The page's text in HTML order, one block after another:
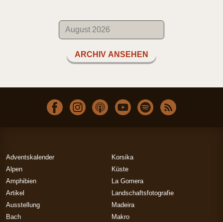
ARCHIV ANSEHEN
Adventskalender
Alpen
Amphibien
Artikel
Ausstellung
Bach
Korsika
Küste
La Gomera
Landschaftsfotografie
Madeira
Makro